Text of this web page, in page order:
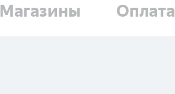
Магазины Оплата